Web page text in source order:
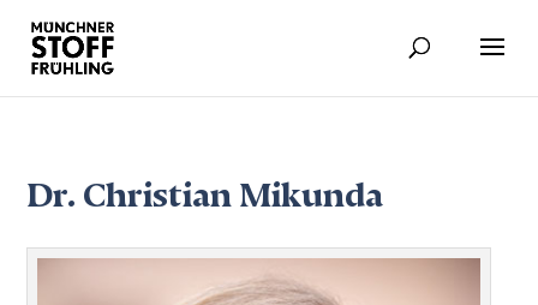
Dr. Christian Mikunda